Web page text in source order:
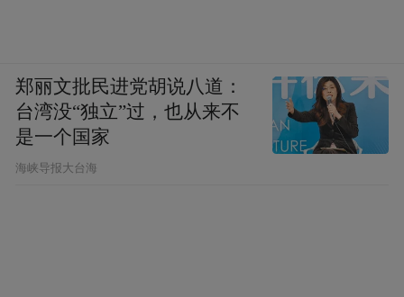
郑丽文批民进党胡说八道：
台湾没“独立”过，也从来不
是一个国家
​海峡导报大台海